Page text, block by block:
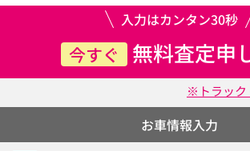
入力はカンタン30秒
今すぐ 無料査定申
※トラック
お車情報入力